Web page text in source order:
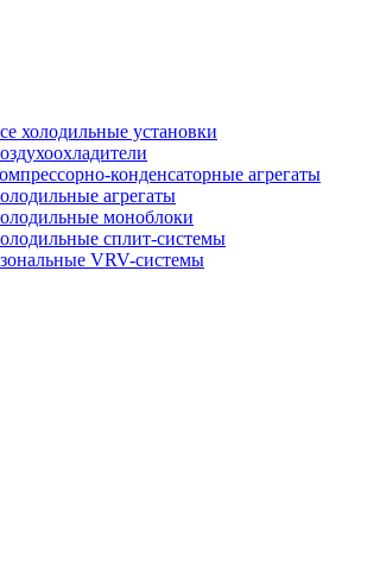
холодильные установки
конденсаторные агрегаты
агрегаты
моноблоки
сплит-системы
VRV-системы